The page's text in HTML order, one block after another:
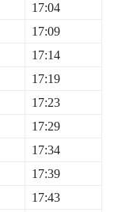
17:04
17:09
17:14
17:19
17:23
17:29
17:34
17:39
17:43